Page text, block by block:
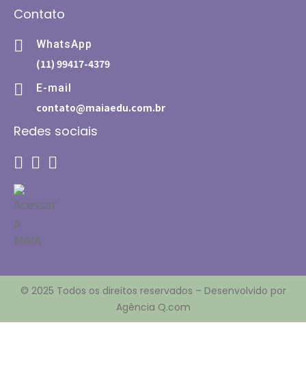
Contato
WhatsApp
(11) 99417-4379
E-mail
contato@maiaedu.com.br
Redes sociais
© 2025 Todos os direitos reservados – Desenvolvido por
Agência Q.com